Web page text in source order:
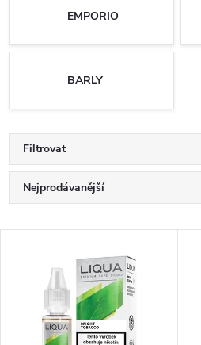
EMPORIO
BARLY
Filtrovat
Ř
a
Nejprodávanější
Nejdražší
Abecedně